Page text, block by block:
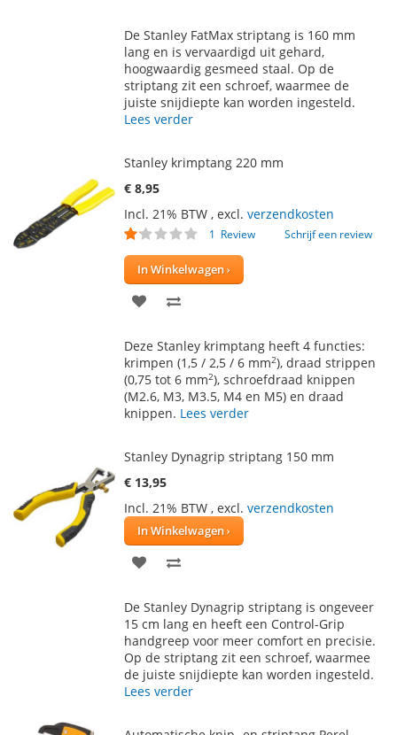
AAN
VERLANGLIJST
TE
VERGELIJKEN
De Stanley FatMax striptang is 160 mm
lang en is vervaardigd uit gehard,
hoogwaardig gesmeed staal. Op de
striptang zit een schroef, waarmee de
juiste snijdiepte kan worden ingesteld.
Lees verder
Stanley krimptang 220 mm
€ 8,95
Incl. 21% BTW , excl. verzendkosten
Waardering:
1 Review Schrijf een review
In Winkelwagen
VOEG
AAN
VERLANGLIJST
TE
VERGELIJKEN
Deze Stanley krimptang heeft 4 functies:
krimpen (1,5 / 2,5 / 6 mm2), draad strippen
(0,75 tot 6 mm2), schroefdraad knippen
(M2.6, M3, M3.5, M4 en M5) en draad
knippen. Lees verder
Stanley Dynagrip striptang 150 mm
€ 13,95
Incl. 21% BTW , excl. verzendkosten
In Winkelwagen
VOEG
AAN
VERLANGLIJST
TE
VERGELIJKEN
De Stanley Dynagrip striptang is ongeveer
15 cm lang en heeft een Control-Grip
handgreep voor meer comfort en precisie.
Op de striptang zit een schroef, waarmee
de juiste snijdiepte kan worden ingesteld.
Lees verder